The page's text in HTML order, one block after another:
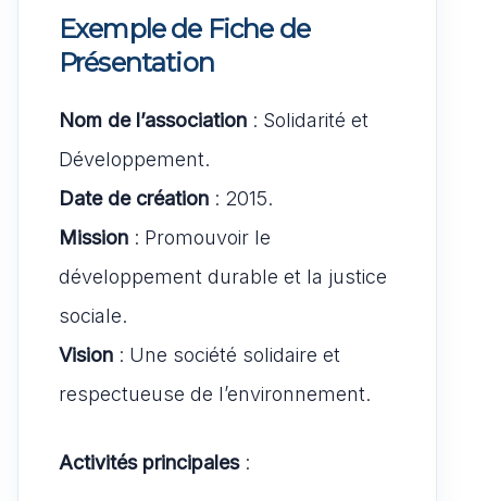
Exemple de Fiche de
Présentation
Nom de l’association : Solidarité et
Développement.
Date de création : 2015.
Mission : Promouvoir le
développement durable et la justice
sociale.
Vision : Une société solidaire et
respectueuse de l’environnement.
Activités principales: